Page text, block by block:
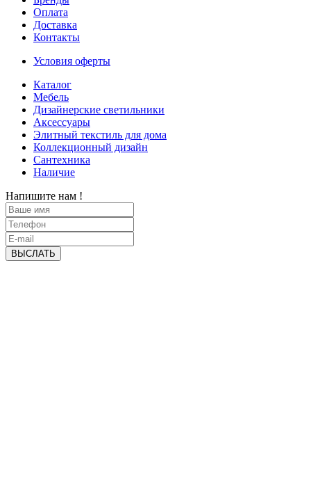
Оплата
Доставка
Контакты
Условия оферты
Каталог
Мебель
Дизайнерские светильники
Аксессуары
Элитный текстиль для дома
Коллекционный дизайн
Сантехника
Наличие
Напишите нам !
ВЫСЛАТЬ